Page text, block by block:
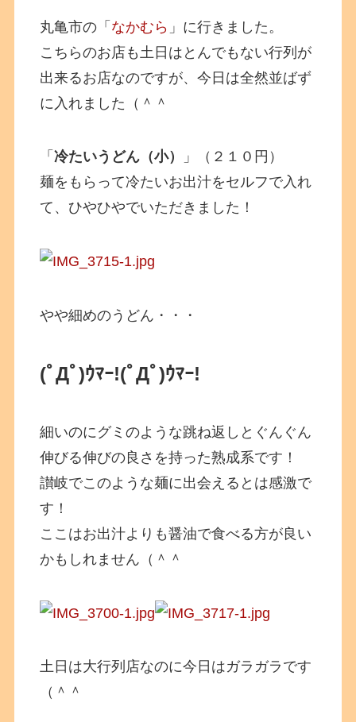
丸亀市の「 なかむら 」に行きました。
こちらのお店も土日はとんでもない行列が
出来るお店なのですが、今日は全然並ばず
に入れました（＾＾
「冷たいうどん（小）
」（２１０円）
麺をもらって冷たいお出汁をセルフで入れ
て、ひやひやでいただきました！
やや細めのうどん・・・
(ﾟДﾟ)ｳﾏｰ!(ﾟДﾟ)ｳﾏｰ!
細いのにグミのような跳ね返しとぐんぐん
伸びる伸びの良さを持った熟成系です！
讃岐でこのような麺に出会えるとは感激で
す！
ここはお出汁よりも醤油で食べる方が良い
かもしれません（＾＾
土日は大行列店なのに今日はガラガラです
（＾＾